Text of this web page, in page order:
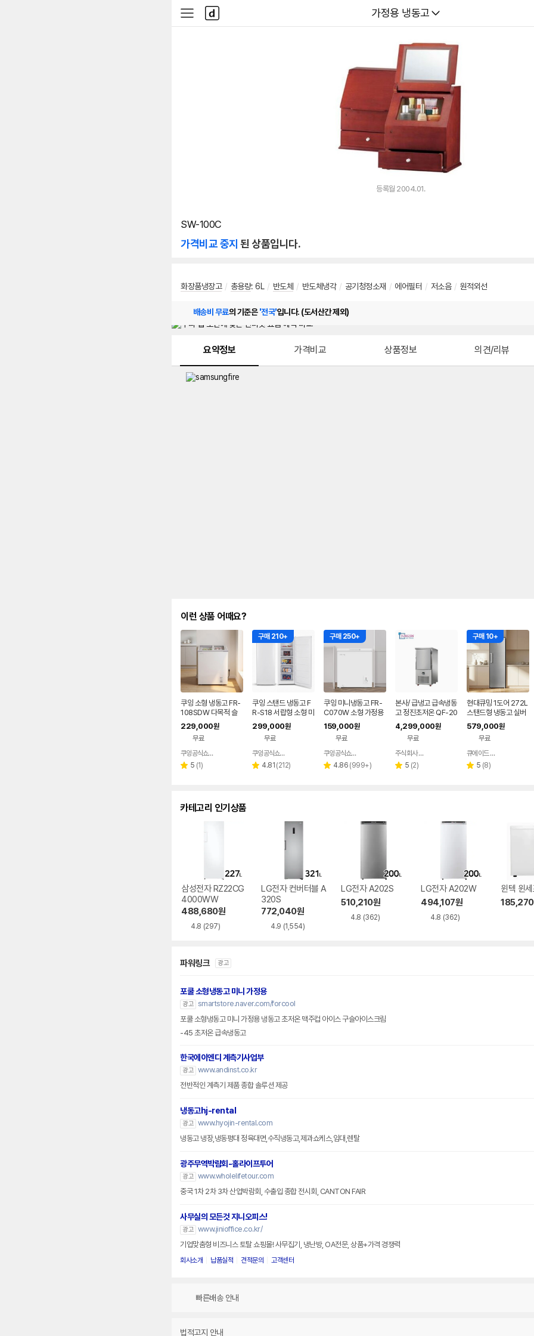
다나와
가정용 냉동고
사
이
다
나
와
등록월 2004.01.
SW-100C
가격비교 중지 된 상품입니다.
화장품냉장고 / 총용량: 6L / 반도체 / 반도체냉각 / 공기청정소재 / 에어필터 / 저소음 / 원적외선
배송비 무료의 기준은'전국'입니다. (도서산간 제외)
요약정보 가격비교 상품정보 의견/리뷰
이런 상품 어때요?
쿠잉 소형 냉동고 FR-
108SDW 다목적 슬
라이딩 아이스크림 업
소용
229,000원
무료
쿠잉공식쇼핑몰
별 5 리
(1)
구매 210+
쿠잉 스탠드 냉동고 F
R-S18 서랍형 소형 미
니 가정용 원룸 서브 슬
림 화이트
299,000원
무료
페이
쿠잉공식쇼핑몰
별 4.81 리
(212)
구매 250+
쿠잉 미니냉동고 FR-
C070W 소형 가정용
159,000원
무료
페이
쿠잉공식쇼핑몰
별 4.86 리
(999+)
본사/ 급냉고 급속냉동
고 정진초저온 QF-20
0 급속동결고
4,299,000원
무료
주식회사 정진초저온
별 5 리
(2)
구매 10+
현대큐밍 1도어 272L
스탠드형 냉동고 실버
간접냉각 업소용 사무
실 QFUE27TGS4O
579,000원
무료
큐에이드 스토어
별 5 리
(8)
카테고리 인기상품
삼성전자 RZ22CG
4000WW
488,680원
4.8 (297)
LG전자 컨버터블 A
320S
772,040원
4.9 (1,554)
LG전자 A202S
510,210원
4.8 (362)
LG전자 A202W
494,107원
4.8 (362)
윈텍 윈
185,270
파워링크 광고
포쿨 소형냉동고 미니 가정용
광고 smartstore.naver.com/forcool
포쿨 소형냉동고 미니 가정용 냉동고 초저온 맥주컵 아이스 구슬아이스크림
-45 초저온 급속냉동고
한국에이엔디 계측기사업부
광고 www.andinst.co.kr
전반적인 계측기 제품 종합 솔루션 제공
냉동고hj-rental
광고 www.hyojin-rental.com
냉동고 냉장,냉동평대 정육대면,수직냉동고,제과쇼케스,임대,렌탈
광주무역박람회-홀라이프투어
광고 www.wholelifetour.com
중국 1차 2차 3차 산업박람회, 수출입 종합 전시회, CANTON FAIR
사무실의 모든것 지니오피스!
광고 www.jinioffice.co.kr/
기업맞춤형 비즈니스 토탈 쇼핑몰! 사무집기, 냉난방, OA전문, 상품+가격 경쟁력
회사소개 납품실적 견적문의 고객센터
빠른배송 안내
법적고지 안내